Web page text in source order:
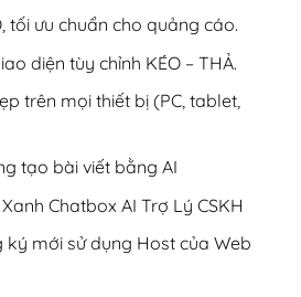
tối ưu chuẩn cho quảng cáo.
diện tùy chỉnh KÉO – THẢ.
trên mọi thiết bị (PC, tablet,
tạo bài viết bằng AI
Chatbox AI Trợ Lý CSKH
ký mới sử dụng Host của Web